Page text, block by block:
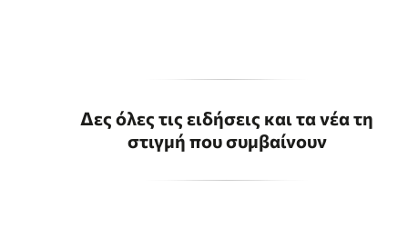
Δες όλες τις ειδήσεις και τα νέα τη
στιγμή που συμβαίνουν